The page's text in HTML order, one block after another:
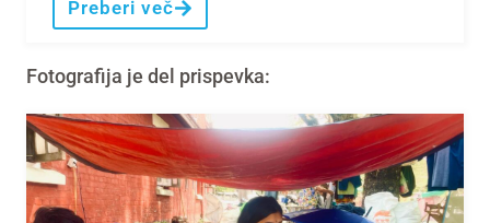
Preberi več
Fotografija je del prispevka: